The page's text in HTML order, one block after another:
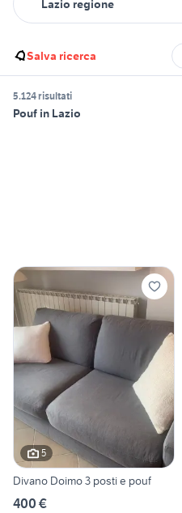
Salva ricerca
5.124 risultati
Pouf in Lazio
5
Divano Doimo 3 posti e pouf
400 €